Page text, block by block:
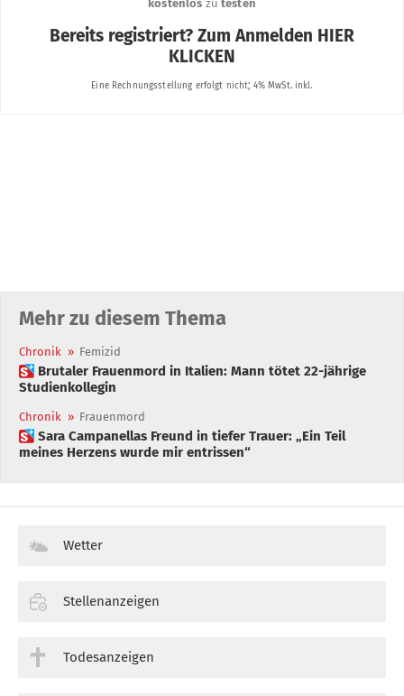
Mehr zu diesem Thema
Chronik » Femizid
 Brutaler Frauenmord in Italien: Mann tötet 22-jährige
Studienkollegin
Chronik » Frauenmord
 Sara Campanellas Freund in tiefer Trauer: „Ein Teil
meines Herzens wurde mir entrissen“
Wetter
Stellenanzeigen
Todesanzeigen